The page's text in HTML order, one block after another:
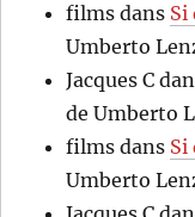
films dans Si
Umberto
Jacques C
de Umberto
films dans Si
Umberto